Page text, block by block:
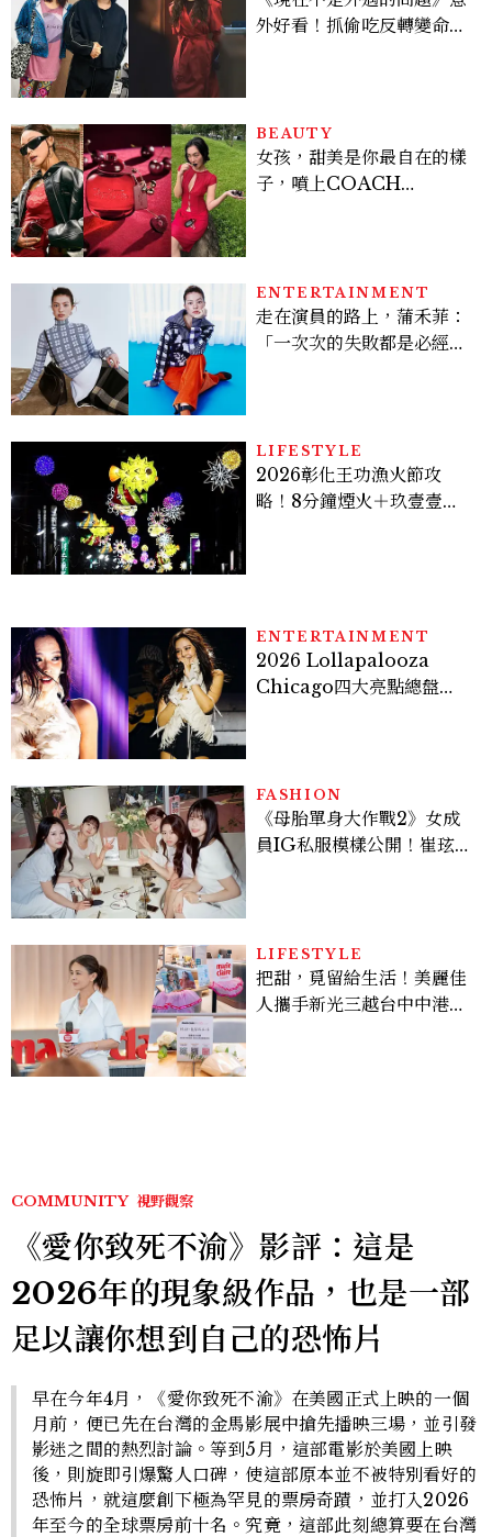
外好看！抓偷吃反轉變命
看點懶人包
BEAUTY
女孩，甜美是你最自在的樣
子，噴上COACH
ENTERTAINMENT
走在演員的路上，蒲禾菲：
「一次次的失敗都是必經過
LIFESTYLE
2026彰化王功漁火節攻
略！8分鐘煙火＋玖壹壹、
ENTERTAINMENT
2026 Lollapalooza
Chicago四大亮點總盤
FASHION
《母胎單身大作戰2》女成
員IG私服模樣公開！崔玹諝
LIFESTYLE
把甜，覓留給生活！美麗佳
人攜手新光三越台中中港
COMMUNITY 視野觀察
《愛你致死不渝》影評：這是
2026年的現象級作品，也是一部
足以讓你想到自己的恐怖片
早在今年4月，《愛你致死不渝》在美國正式上映的一個
月前，便已先在台灣的金馬影展中搶先播映三場，並引發
影迷之間的熱烈討論。等到5月，這部電影於美國上映
後，則旋即引爆驚人口碑，使這部原本並不被特別看好的
恐怖片，就這麼創下極為罕見的票房奇蹟，並打入2026
年至今的全球票房前十名。究竟，這部此刻總算要在台灣